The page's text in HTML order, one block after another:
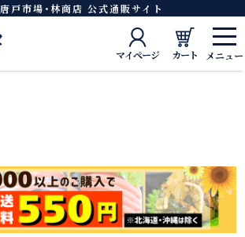
戸市場･林商店 公式通販サイト
マイページ カート